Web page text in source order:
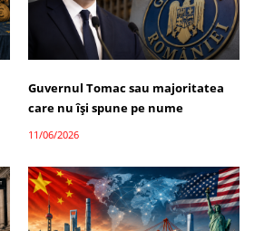
Guvernul Tomac sau majoritatea
care nu își spune pe nume
11/06/2026